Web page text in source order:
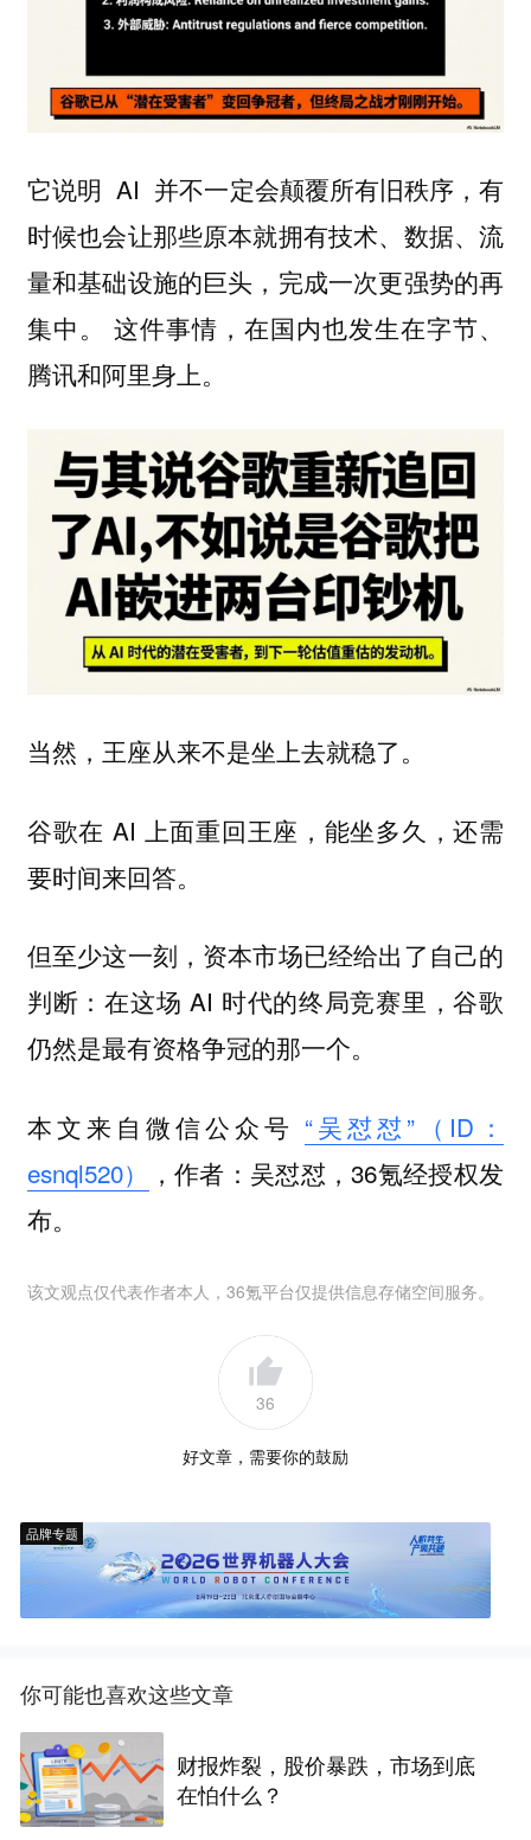
它说明 AI 并不一定会颠覆所有旧秩序，有
时候也会让那些原本就拥有技术、数据、流
量和基础设施的巨头，完成一次更强势的再
集中。 这件事情，在国内也发生在字节、
腾讯和阿里身上。
当然，王座从来不是坐上去就稳了。
谷歌在 AI 上面重回王座，能坐多久，还需
要时间来回答。
但至少这一刻，资本市场已经给出了自己的
判断：在这场 AI 时代的终局竞赛里，谷歌
仍然是最有资格争冠的那一个。
本文来自微信公众号 “吴怼怼”（ID：
esnql520）
，作者：吴怼怼，36氪经授权发
布。
该文观点仅代表作者本人，36氪平台仅提供信息存储空间服务。
36
好文章，需要你的鼓励
品牌专题
你可能也喜欢这些文章
财报炸裂，股价暴跌，市场到底
在怕什么？